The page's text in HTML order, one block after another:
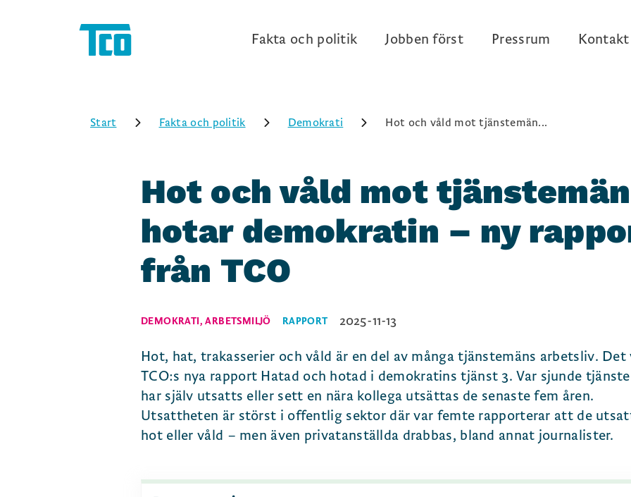
Fakta och politik Jobben först Pressrum Kontakt
Start Fakta och politik Demokrati Hot och våld mot tjänstemän...
Hot och våld mot tjänstemän
hotar demokratin – ny
från TCO
DEMOKRATI,ARBETSMILJÖ RAPPORT 2025-11-13
Hot, hat, trakasserier och våld är en del av många tjänstemäns arbetsliv. Det
TCO:s nya rapport Hatad och hotad i demokratins tjänst 3. Var sjunde
har själv utsatts eller sett en nära kollega utsättas de senaste fem åren.
Utsattheten är störst i offentlig sektor där var femte rapporterar att de
hot eller våld – men även privatanställda drabbas, bland annat journalister.